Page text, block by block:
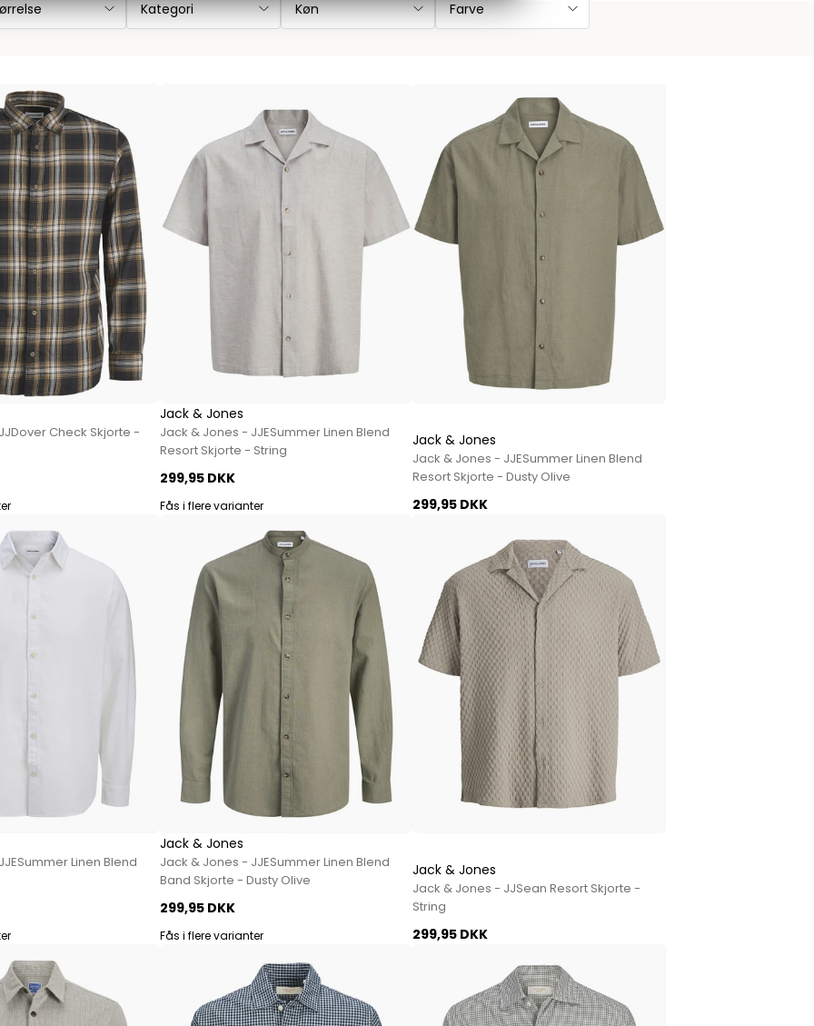
Skjorter fra Les Deux
Mads Nørgaard
Accessories fra Mads Nørgaard til herre
Overshirts fra Mads Nørgaard
Skjorter fra Mads Nørgaard
Sweatshirts fra Mads Nørgaard
T-shirts fra Mads Nørgaard
MCS Marlboro Classics
Jeans fra MCS Marlboro Classics
Poloer fra MCS Marlboro Classics
Skjorter fra MCS Marlboro Classics
T-shirts fra MCS Marlboro
Accessories fra Mos Mosh Gallery
Blazere fra Mos Mosh Gallery
Overshirts fra Mos Mosh Gallery
Skjorter fra Mos Mosh Gallery
Sweatshirts fra Mos Mosh Gallery
T-shirts fra Mos Mosh Gallery
New Balance
2002 Sneakers fra New Balance
480 Sneakers fra New Balance
574 Sneakers fra New Balance
997 Sneakers fra New Balance
Sale
Parajumpers
Jakker fra Parajumpers til herre
Paul Smith
Regnjakker fra Rains til herre
Tasker fra Rains til herre
Replay
Kategori Køn Farve
Check Skjorte -
Jack & Jones
Jack & Jones - JJESummer Linen Blend
Resort Skjorte - String
299,95 DKK
Fås i flere varianter
Jack & Jones
Jack & Jones - JJESummer Linen Blend
Resort Skjorte - Dusty Olive
299,95 DKK
Linen Blend
Jack & Jones
Jack & Jones - JJESummer Linen Blend
Band Skjorte - Dusty Olive
299,95 DKK
Fås i flere varianter
Jack & Jones
Jack & Jones - JJSean Resort Skjorte -
String
299,95 DKK